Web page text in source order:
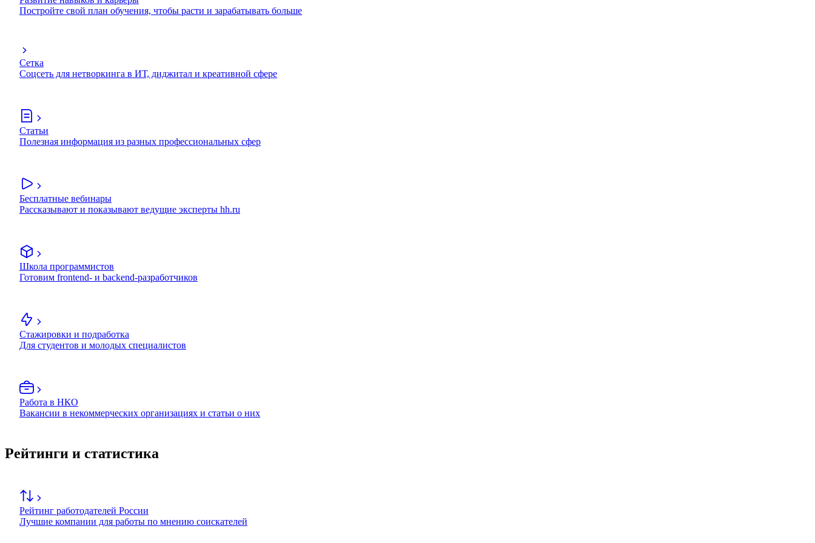
Постройте свой план обучения, чтобы расти и зарабатывать больше
Сетка
Соцсеть для нетворкинга в ИТ, диджитал и креативной сфере
Статьи
Полезная информация из разных профессиональных сфер
Бесплатные вебинары
Рассказывают и показывают ведущие эксперты hh.ru
Школа программистов
Готовим frontend- и backend-разработчиков
Стажировки и подработка
Для студентов и молодых специалистов
Работа в НКО
Вакансии в некоммерческих организациях и статьи о них
Рейтинги и статистика
Рейтинг работодателей России
Лучшие компании для работы по мнению соискателей